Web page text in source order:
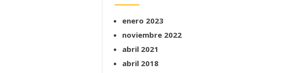
enero 2023
noviembre 2022
abril 2021
abril 2018